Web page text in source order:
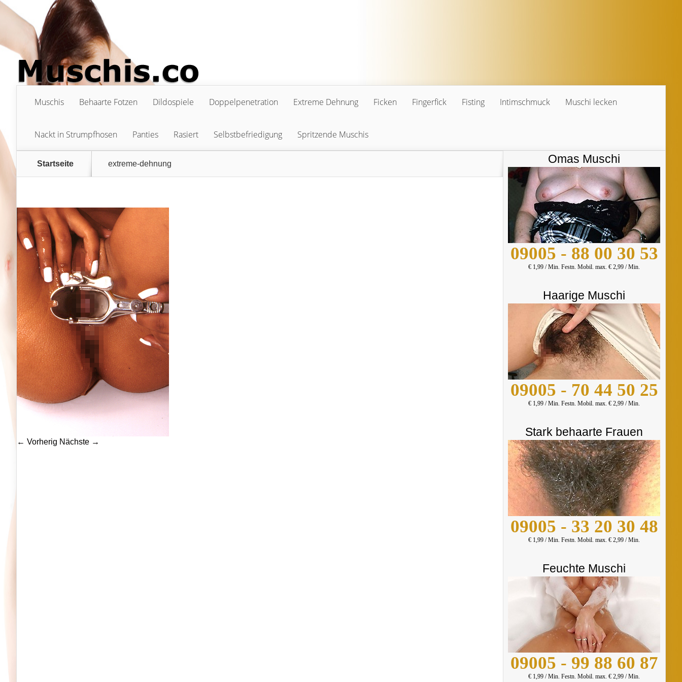
Muschis Behaarte Fotzen Dildospiele Doppelpenetration Extreme Dehnung Ficken Fingerfick Fisting Intimschmuck Muschi lecken
Nackt in Strumpfhosen Panties Rasiert Selbstbefriedigung Spritzende Muschis
Startseite extreme-dehnung
← Vorherig Nächste →
Omas Muschi
09005 - 88 00 30 53
€ 1,99 / Min. Festn. Mobil. max. € 2,99 / Min.
Haarige Muschi
09005 - 70 44 50 25
€ 1,99 / Min. Festn. Mobil. max. € 2,99 / Min.
Stark behaarte Frauen
09005 - 33 20 30 48
€ 1,99 / Min. Festn. Mobil. max. € 2,99 / Min.
Feuchte Muschi
09005 - 99 88 60 87
€ 1,99 / Min. Festn. Mobil. max. € 2,99 / Min.